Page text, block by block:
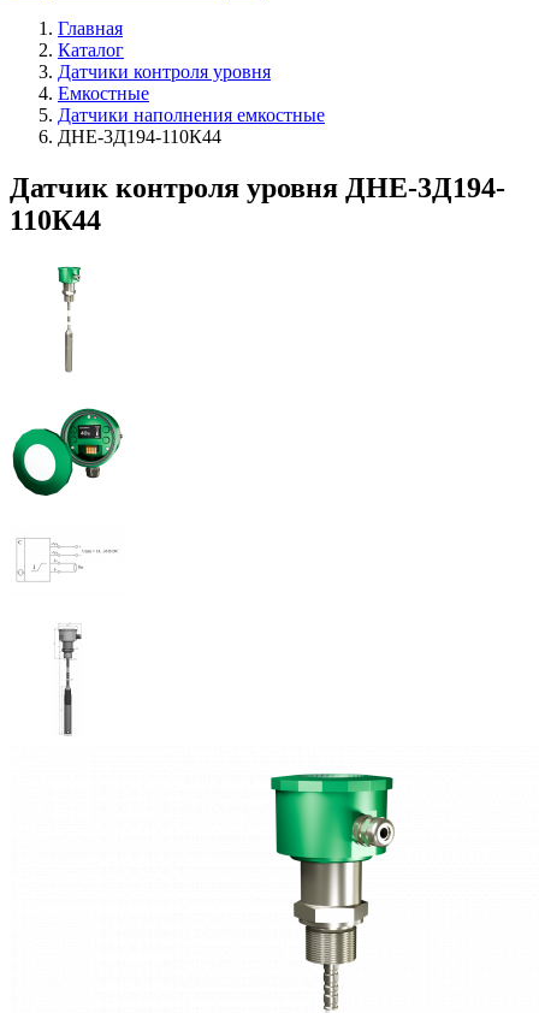
Главная
Каталог
Датчики контроля уровня
Емкостные
Датчики наполнения емкостные
ДНЕ-3Д194-110К44
Датчик контроля уровня ДНЕ-3Д194-
110К44